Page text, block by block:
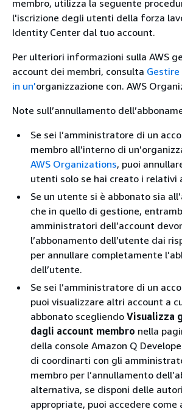
membro, utilizza la seguente
l'iscrizione degli utenti della forza
Identity Center dal tuo account.
Per ulteriori informazioni sulla AWS
account dei membri, consulta Gestire
in un'organizzazione con. AWS
Note sull’annullamento
Se sei l’amministratore di un
membro all’interno di
AWS Organizations, puoi
utenti solo se hai creato i relativi
Se un utente si è abbonato sia
che in quello di gestione,
amministratori dell’account
l’abbonamento dell’utente dai
per annullare completamente
dell’utente.
Se sei l’amministratore di un
puoi visualizzare altri account a
abbonato scegliendo Visualizza
dagli account membro nella
della console Amazon Q
di coordinarti con gli
membro per l’annullamento
alternativa, se disponi delle
appropriate, puoi accedere